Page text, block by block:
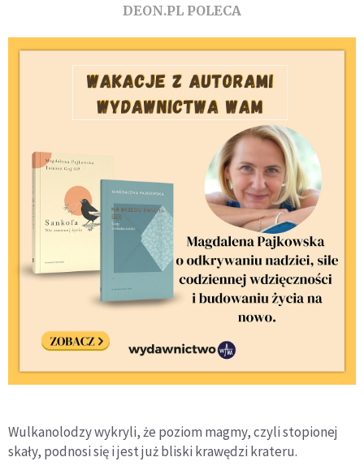
DEON.PL POLECA
Wulkanolodzy wykryli, że poziom magmy, czyli stopionej
skały, podnosi się i jest już bliski krawędzi krateru.